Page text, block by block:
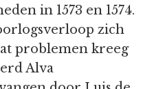
in 1573 en 1574.
zich
problemen kreeg
Alva